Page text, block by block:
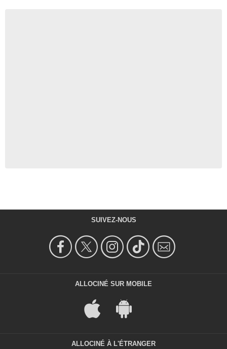
SUIVEZ-NOUS
ALLOCINÉ SUR MOBILE
ALLOCINÉ À L'ÉTRANGER